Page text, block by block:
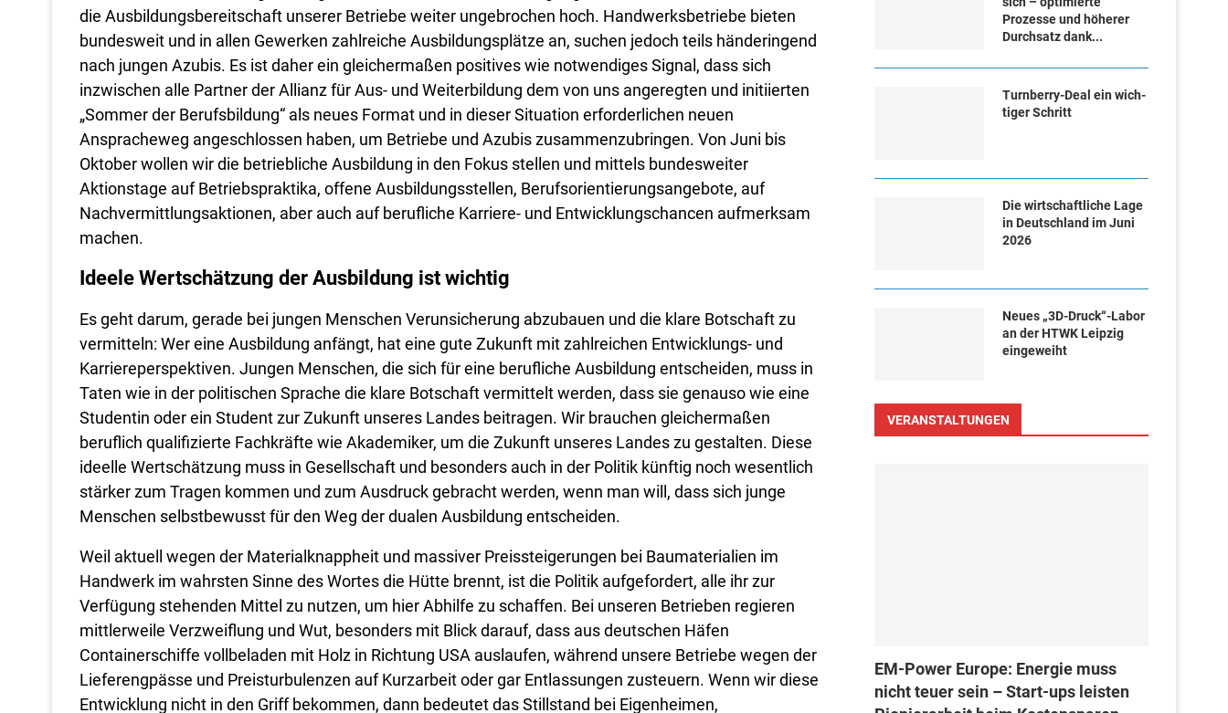
die Ausbildungsbereitschaft unserer Betriebe weiter ungebrochen hoch. Handwerksbetriebe bieten
bundesweit und in allen Gewerken zahlreiche Ausbildungsplätze an, suchen jedoch teils händeringend
nach jungen Azubis. Es ist daher ein gleichermaßen positives wie notwendiges Signal, dass sich
inzwischen alle Partner der Allianz für Aus- und Weiterbildung dem von uns angeregten und initiierten
„Sommer der Berufsbildung“ als neues Format und in dieser Situation erforderlichen neuen
Anspracheweg angeschlossen haben, um Betriebe und Azubis zusammenzubringen. Von Juni bis
Oktober wollen wir die betriebliche Ausbildung in den Fokus stellen und mittels bundesweiter
Aktionstage auf Betriebspraktika, offene Ausbildungsstellen, Berufsorientierungsangebote, auf
Nachvermittlungsaktionen, aber auch auf berufliche Karriere- und Entwicklungschancen aufmerksam
machen.
Ideele Wertschätzung der Ausbildung ist wichtig
Es geht darum, gerade bei jungen Menschen Verunsicherung abzubauen und die klare Botschaft zu
vermitteln: Wer eine Ausbildung anfängt, hat eine gute Zukunft mit zahlreichen Entwicklungs- und
Karriereperspektiven. Jungen Menschen, die sich für eine berufliche Ausbildung entscheiden, muss in
Taten wie in der politischen Sprache die klare Botschaft vermittelt werden, dass sie genauso wie eine
Studentin oder ein Student zur Zukunft unseres Landes beitragen. Wir brauchen gleichermaßen
beruflich qualifizierte Fachkräfte wie Akademiker, um die Zukunft unseres Landes zu gestalten. Diese
ideelle Wertschätzung muss in Gesellschaft und besonders auch in der Politik künftig noch wesentlich
stärker zum Tragen kommen und zum Ausdruck gebracht werden, wenn man will, dass sich junge
Menschen selbstbewusst für den Weg der dualen Ausbildung entscheiden.
Weil aktuell wegen der Materialknappheit und massiver Preissteigerungen bei Baumaterialien im
Handwerk im wahrsten Sinne des Wortes die Hütte brennt, ist die Politik aufgefordert, alle ihr zur
Verfügung stehenden Mittel zu nutzen, um hier Abhilfe zu schaffen. Bei unseren Betrieben regieren
mittlerweile Verzweiflung und Wut, besonders mit Blick darauf, dass aus deutschen Häfen
Containerschiffe vollbeladen mit Holz in Richtung USA auslaufen, während unsere Betriebe wegen der
Lieferengpässe und Preisturbulenzen auf Kurzarbeit oder gar Entlassungen zusteuern. Wenn wir diese
Entwicklung nicht in den Griff bekommen, dann bedeutet das Stillstand bei Eigenheimen,
Prozesse und höherer
Durchsatz dank...
Turn­ber­ry-Deal ein wich­
ti­ger Schritt
Die wirtschaftliche Lage
in Deutschland im Juni
2026
Neues „3D-Druck“-Labor
an der HTWK Leipzig
eingeweiht
VERANSTALTUNGEN
EM-Power Europe: Energie muss
nicht teuer sein – Start-ups leisten